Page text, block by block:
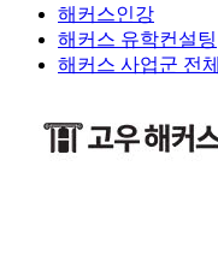
해커스인강
해커스 유학컨설팅
해커스 사업군 전